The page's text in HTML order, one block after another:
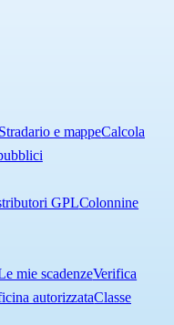
Stradario e mappeCalcola
GPLColonnine
mie scadenzeVerifica
autorizzataClasse